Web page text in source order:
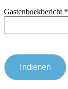
Gastenboekbericht *